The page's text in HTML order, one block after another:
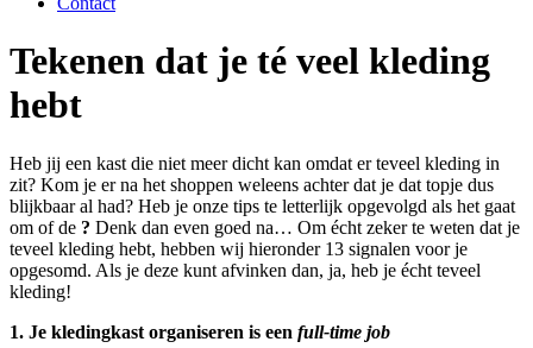
Tekenen dat je té veel kleding
hebt
Heb jij een kast die niet meer dicht kan omdat er teveel kleding in
zit? Kom je er na het shoppen weleens achter dat je dat topje dus
blijkbaar al had? Heb je onze tips te letterlijk opgevolgd als het gaat
om of de ? Denk dan even goed na… Om écht zeker te weten dat je
teveel kleding hebt, hebben wij hieronder 13 signalen voor je
opgesomd. Als je deze kunt afvinken dan, ja, heb je écht teveel
kleding!
1. Je kledingkast organiseren is een full-time job